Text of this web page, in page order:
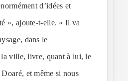
d’idées et
», ajoute-t-elle. « Il va
dans le
ville, livre, quant à lui, le
et même si nous